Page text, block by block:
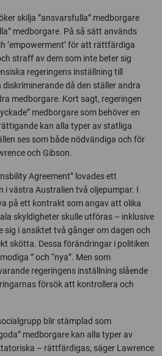
skilja ”ansvarsfulla” medborgare
medborgare. På så sätt används
’empowerment’ för att rättfärdiga
straff av dem som inte beter sig
regeringens inställning till
då den ställer andra
medborgare. Kort sagt, regeringen
medborgare som behöver en
kan alla typer av statliga
ses som både nödvändiga och för
och Gibson.
Agreement” lovades ett
i västra Australien två oljepumpar. I
på ett kontrakt som angav att olika
skyldigheter skulle utföras – inklusive
i ansiktet två gånger om dagen och
skötta. Dessa förändringar i politiken
” och “nya”. Men som
regeringens inställning slående
försök att kontrollera och
blir stämplad som
medborgare kan alla typer av
– rättfärdigas, säger Lawrence